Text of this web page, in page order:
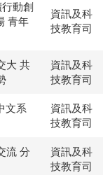
動創
青年
資訊及科
技教育司
大 共
資訊及科
技教育司
文系
資訊及科
技教育司
流 分
資訊及科
技教育司